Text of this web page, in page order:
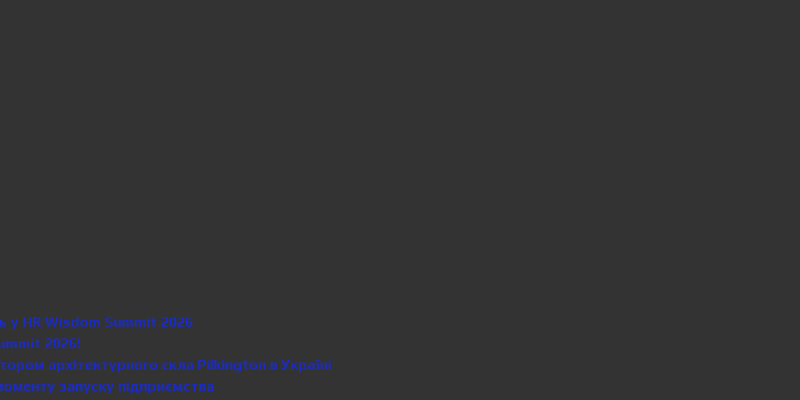
у HR Wisdom Summit 2026
2026!
архітектурного скла Pilkington в Україні
запуску підприємства